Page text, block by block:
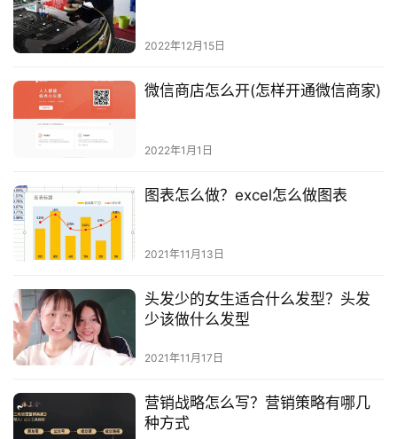
2022年12月15日
微信商店怎么开(怎样开通微信商家)
2022年1月1日
图表怎么做？excel怎么做图表
2021年11月13日
头发少的女生适合什么发型？头发
少该做什么发型
2021年11月17日
营销战略怎么写？营销策略有哪几
种方式